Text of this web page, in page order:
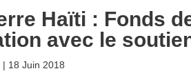
Haïti : Fonds
avec le
| 18 Juin 2018